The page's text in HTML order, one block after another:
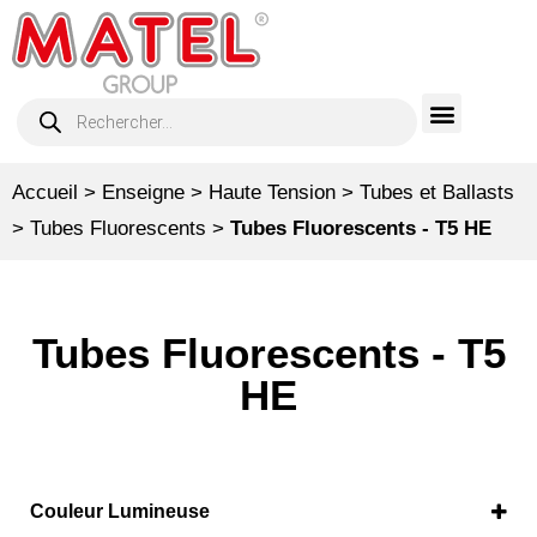
Accueil > Enseigne > Haute Tension > Tubes et Ballasts
> Tubes Fluorescents > Tubes Fluorescents - T5 HE
Tubes Fluorescents - T5
HE
Couleur Lumineuse